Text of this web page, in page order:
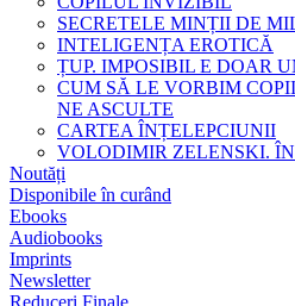
SECRETELE MINȚII DE
INTELIGENȚA EROTICĂ
ȚUP. IMPOSIBIL E DOAR
CUM SĂ LE VORBIM
NE ASCULTE
CARTEA ÎNȚELEPCIUNII
VOLODIMIR ZELENSKI.
Noutăți
Disponibile în curând
Ebooks
Audiobooks
Imprints
Newsletter